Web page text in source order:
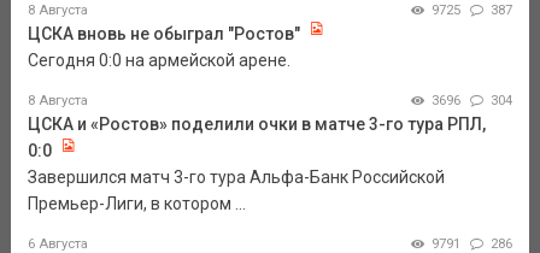
8 Августа 9725 387
ЦСКА вновь не обыграл "Ростов"
Сегодня 0:0 на армейской арене.
8 Августа 3696 304
ЦСКА и «Ростов» поделили очки в матче 3-го тура РПЛ,
0:0
Завершился матч 3-го тура Альфа-Банк Российской
Премьер-Лиги, в котором ...
6 Августа 9791 286